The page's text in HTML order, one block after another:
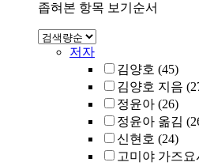
좁혀본 항목 보기순서
저자
김양호 (45)
김양호 지음
정윤아 (26)
정윤아 옮김
신현호 (24)
고미야 가즈요